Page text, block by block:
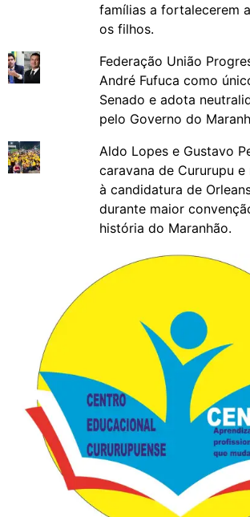
famílias a fortalecerem
os filhos.
Federação União
André Fufuca como
Senado e adota
pelo Governo do
Aldo Lopes e Gustavo
caravana de Cururupu
à candidatura de
durante maior
história do Maranhão.